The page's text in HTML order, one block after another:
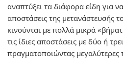
αναπτύξει τα διάφορα είδη για
αποστάσεις της μετανάστευσής
κινούνται με πολλά μικρά
τις ίδιες αποστάσεις με δύο ή
πραγματοποιώντας μεγαλύτερες